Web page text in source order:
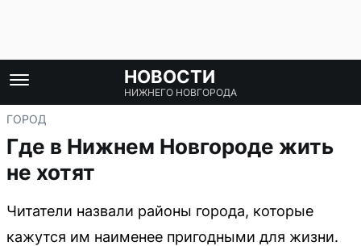
НОВОСТИ
НИЖНЕГО НОВГОРОДА
ГОРОД
Где в Нижнем Новгороде жить
не хотят
Читатели назвали районы города, которые
кажутся им наименее пригодными для жизни.